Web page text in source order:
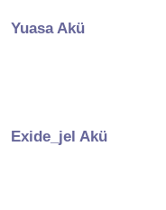
Yuasa Akü
Exide_jel Akü